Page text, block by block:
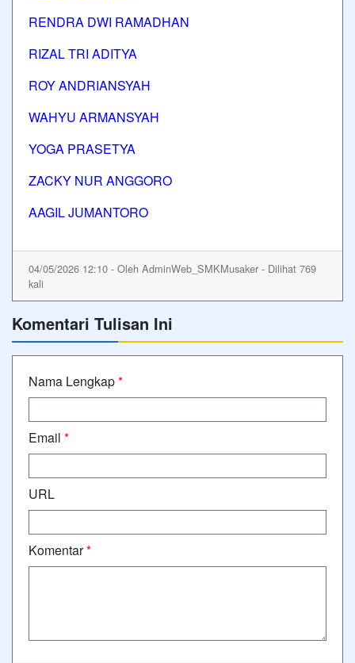
RENDRA DWI RAMADHAN
RIZAL TRI ADITYA
ROY ANDRIANSYAH
WAHYU ARMANSYAH
YOGA PRASETYA
ZACKY NUR ANGGORO
AAGIL JUMANTORO
04/05/2026 12:10 - Oleh AdminWeb_SMKMusaker - Dilihat 769
kali
Komentari Tulisan Ini
Nama Lengkap*
Email *
URL
Komentar*